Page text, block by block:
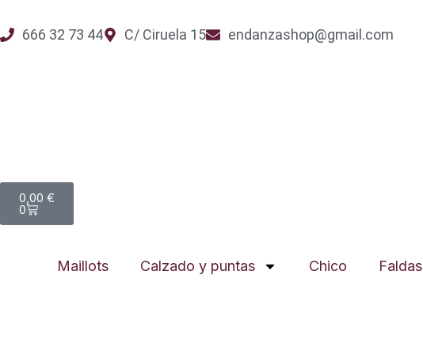
al
666 32 73 44 C/ Ciruela 15 endanzashop@gmail.com
0,00 €
0
Carrito
Maillots Calzado y puntas Chico Faldas